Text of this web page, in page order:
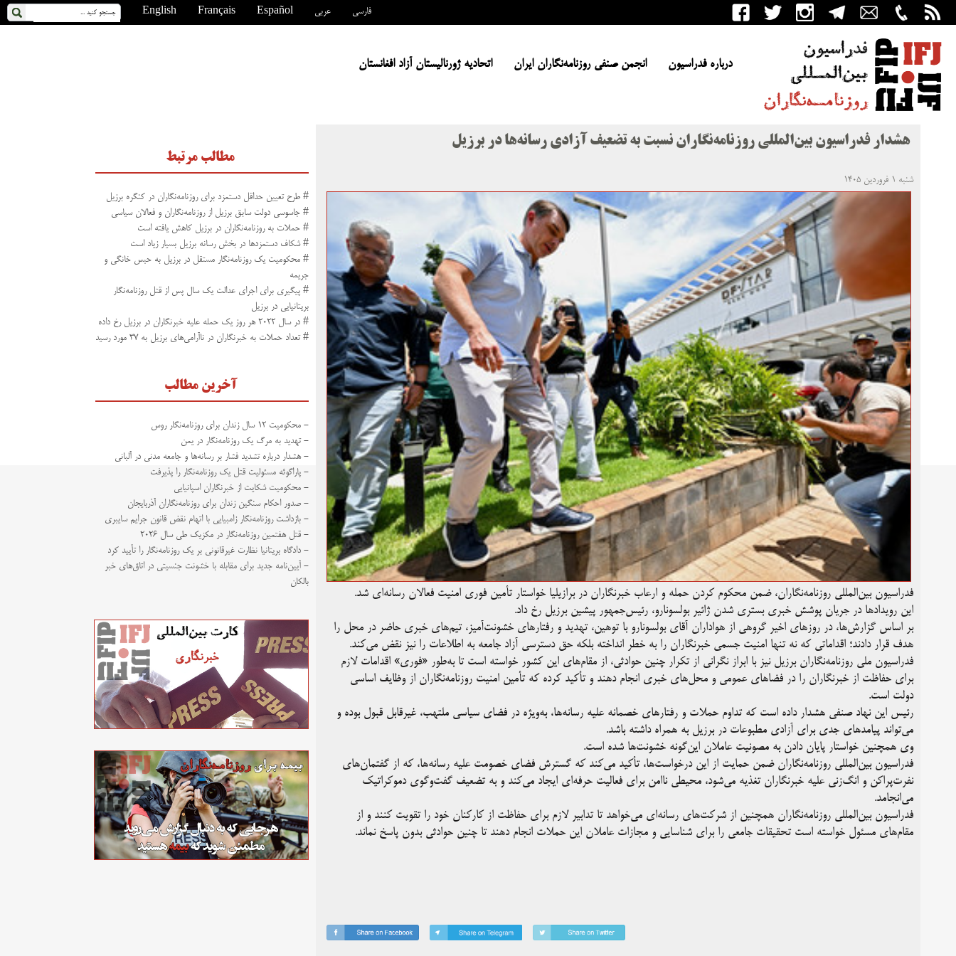
English Français Español عربی فارسی
درباره فدراسیون انجمن صنفی روزنامه‌نگاران ایران اتحادیه ژورنالیستان آزاد افغانستان
هشدار فدراسیون بین‌المللی روزنامه‌نگاران نسبت به تضعیف آزادی رسانه‌ها در برزیل
شنبه ۱ فروردین ۱۴۰۵
فدراسیون بین‌المللی روزنامه‌نگاران، ضمن محکوم کردن حمله و ارعاب خبرنگاران در برازیلیا خواستار تأمین فوری امنیت فعالان رسانه‌ای شد.
این رویدادها در جریان پوشش خبری بستری شدن ژائیر بولسونارو، رئیس‌جمهور پیشین برزیل رخ داد.
بر اساس گزارش‌ها، در روزهای اخیر گروهی از هواداران آقای بولسونارو با توهین، تهدید و رفتارهای خشونت‌آمیز، تیم‌های خبری حاضر در محل را
هدف قرار دادند؛ اقداماتی که نه تنها امنیت جسمی خبرنگاران را به خطر انداخته بلکه حق دسترسی آزاد جامعه به اطلاعات را نیز نقض می‌کند.
فدراسیون ملی روزنامه‌نگاران برزیل نیز با ابراز نگرانی از تکرار چنین حوادثی، از مقام‌های این کشور خواسته است تا به‌طور «فوری» اقدامات لازم
برای حفاظت از خبرنگاران را در فضاهای عمومی و محل‌های خبری انجام دهند و تأکید کرده که تأمین امنیت روزنامه‌نگاران از وظایف اساسی
دولت است.
رئیس این نهاد صنفی هشدار داده است که تداوم حملات و رفتارهای خصمانه علیه رسانه‌ها، به‌ویژه در فضای سیاسی ملتهب، غیرقابل قبول بوده و
می‌تواند پیامدهای جدی برای آزادی مطبوعات در برزیل به همراه داشته باشد.
وی همچنین خواستار پایان دادن به مصونیت عاملان این‌گونه خشونت‌ها شده است.
فدراسیون بین‌المللی روزنامه‌نگاران ضمن حمایت از این درخواست‌ها، تأکید می‌کند که گسترش فضای خصومت علیه رسانه‌ها، که از گفتمان‌های
نفرت‌پراکن و انگ‌زنی علیه خبرنگاران تغذیه می‌شود، محیطی ناامن برای فعالیت حرفه‌ای ایجاد می‌کند و به تضعیف گفت‌وگوی دموکراتیک
می‌انجامد.
فدراسیون بین‌المللی روزنامه‌نگاران همچنین از شرکت‌های رسانه‌ای می‌خواهد تا تدابیر لازم برای حفاظت از کارکنان خود را تقویت کنند و از
مقام‌های مسئول خواسته است تحقیقات جامعی را برای شناسایی و مجازات عاملان این حملات انجام دهند تا چنین حوادثی بدون پاسخ نماند.
مطالب مرتبط
# طرح تعیین حداقل دستمزد برای روزنامه‌نگاران در کنگره برزیل
# جاسوسی دولت سابق برزیل از روزنامه‌نگاران و فعالان سیاسی
# حملات به روزنامه‌نگاران در برزیل کاهش یافته است
# شکاف دستمزدها در بخش رسانه برزیل بسیار زیاد است
# محکومیت یک روزنامه‌نگار مستقل در برزیل به حبس خانگی و
جریمه
# پیگیری برای اجرای عدالت یک سال پس از قتل روزنامه‌نگار
بریتانیایی در برزیل
# در سال ۲۰۲۲ هر روز یک حمله علیه خبرنگاران در برزیل رخ داده
# تعداد حملات به خبرنگاران در ناآرامی‌های برزیل به ۳۷ مورد رسید
آخرین مطالب
- محکومیت ۱۲ سال زندان برای روزنامه‌نگار روس
- تهدید به مرگ یک روزنامه‌نگار در یمن
- هشدار درباره تشدید فشار بر رسانه‌ها و جامعه مدنی در آلبانی
- پاراگوئه مسئولیت قتل یک روزنامه‌نگار را پذیرفت
- محکومیت شکایت از خبرنگاران اسپانیایی
- صدور احکام سنگین زندان برای روزنامه‌نگاران آذربایجان
- بازداشت روزنامه‌نگار زامبیایی با اتهام نقض قانون جرایم سایبری
- قتل هفتمین روزنامه‌نگار در مکزیک طی سال ۲۰۲۶
- دادگاه بریتانیا نظارت غیرقانونی بر یک روزنامه‌نگار را تأیید کرد
- آیین‌نامه جدید برای مقابله با خشونت جنسیتی در اتاق‌های خبر
بالکان